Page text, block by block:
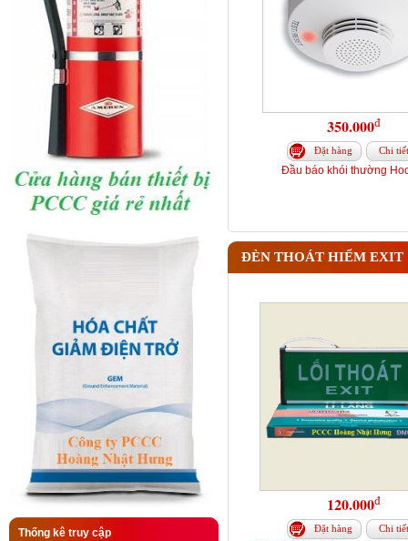
Thống kê truy cập
350.000đ
Đặt hàng Chi tiết
Đầu báo khói thường
ĐÈN THOÁT HIỂM EXIT
120.000đ
Đặt hàng Chi tiết